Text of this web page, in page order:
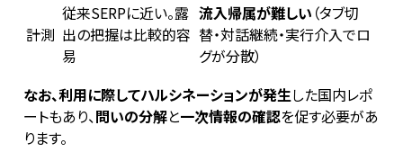
計測
従来SERPに近い。露
出の把握は比較的容
易
流入帰属が難しい （タブ切
替・対話継続・実行介入でロ
グが分散）
なお、利用に際してハルシネーションが発生した国内レポ
ートもあり、問いの分解と一次情報の確認を促す必要があ
ります。